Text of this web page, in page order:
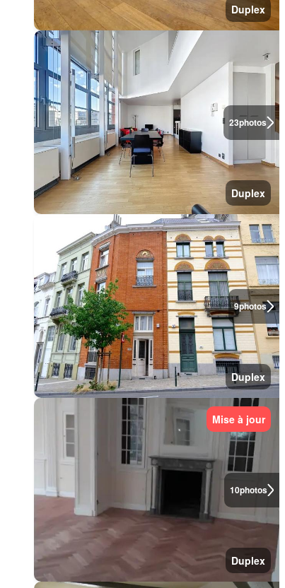
Duplex
23photos
Duplex
9photos
Duplex
10photos
Mise à jour
Duplex